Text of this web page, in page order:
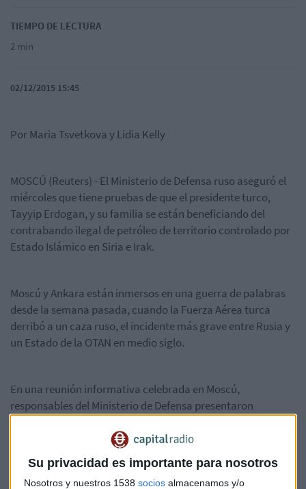
Su privacidad es importante para nosotros
Nosotros y nuestros 1538 socios almacenamos y/o
TIEMPO DE LECTURA
2 min
02/12/2015 15:45
Por Maria Tsvetkova y Lidia Kelly
MOSCÚ (Reuters) - El Ministerio de Defensa ruso aseguró el
miércoles que tiene pruebas de que el presidente turco,
Tayyip Erdogan, y su familia se están beneficiando del
contrabando ilegal de petróleo de territorio controlado por
Estado Islámico en Siria e Irak.
Moscú y Ankara están inmersos en una guerra de palabras
desde la semana pasada, cuando la Fuerza Aérea turca
derribó a un caza ruso, el incidente más grave entre Rusia y
un Estado de la OTAN en medio siglo.
En una reunión informativa celebrada en Moscú,
responsables del Ministerio de Defensa presentaron
imágenes de satélite que, según dijeron, muestran
columnas de camiones cisterna cargando petróleo en
instalaciones controladas por el Estado Islámico en Siria e
Irak, y luego cruzando la frontera hacia la vecina Turquía.